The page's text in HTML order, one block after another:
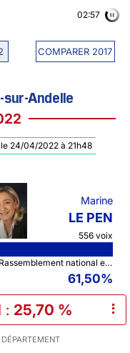
COMPARER 2017
02:56
Andelle
24/04/2022 à 21h48
Marine
LE PEN
556 voix
Rassemblement national et ses alliés
61,50%
: 25,70 % ⠇